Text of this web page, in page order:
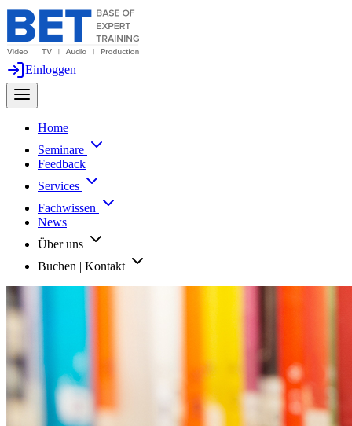
Einloggen
Home
Seminare
Feedback
Services
Fachwissen
News
Über uns
Buchen | Kontakt